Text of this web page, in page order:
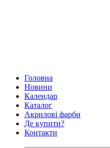
Головна
Новини
Календар
Каталог
Акрилові фарби
Де купити?
Контакти